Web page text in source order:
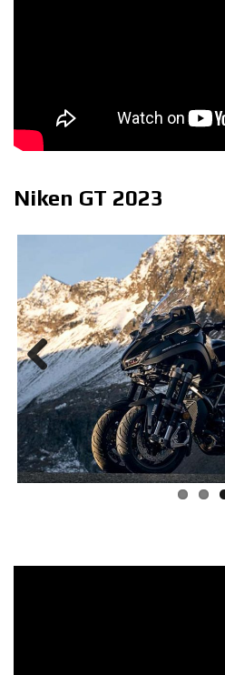
Niken GT 2023
Previous